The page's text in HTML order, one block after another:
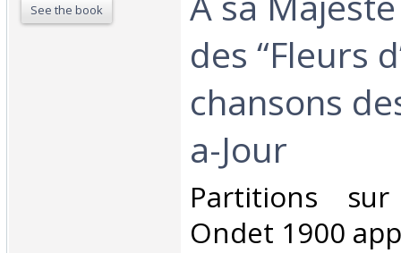
See the book
des “Fleurs
chansons
a-Jour ‎
‎Partitions
Ondet 1900